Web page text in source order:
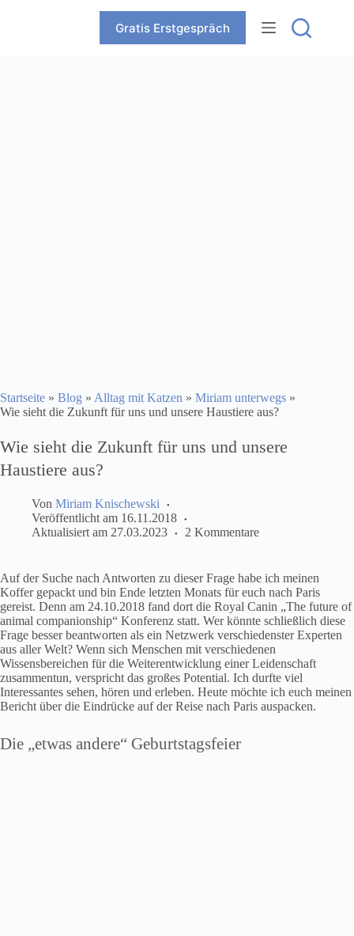
Gratis Erstgespräch
Startseite » Blog » Alltag mit Katzen » Miriam unterwegs »
Wie sieht die Zukunft für uns und unsere Haustiere aus?
Wie sieht die Zukunft für uns und unsere
Haustiere aus?
Von Miriam Knischewski
Veröffentlicht am 16.11.2018
Aktualisiert am 27.03.2023 2 Kommentare
Auf der Suche nach Antworten zu dieser Frage habe ich meinen
Koffer gepackt und bin Ende letzten Monats für euch nach Paris
gereist. Denn am 24.10.2018 fand dort die Royal Canin „The future of
animal companionship“ Konferenz statt. Wer könnte schließlich diese
Frage besser beantworten als ein Netzwerk verschiedenster Experten
aus aller Welt? Wenn sich Menschen mit verschiedenen
Wissensbereichen für die Weiterentwicklung einer Leidenschaft
zusammentun, verspricht das großes Potential. Ich durfte viel
Interessantes sehen, hören und erleben. Heute möchte ich euch meinen
Bericht über die Eindrücke auf der Reise nach Paris auspacken.
Die „etwas andere“ Geburtstagsfeier